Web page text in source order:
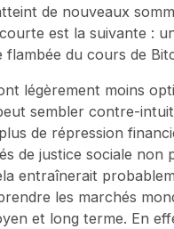
de nouveaux
est la suivante :
du cours de
légèrement moins
sembler contre-
de répression
de justice sociale non
entraînerait
les marchés
et long terme. En